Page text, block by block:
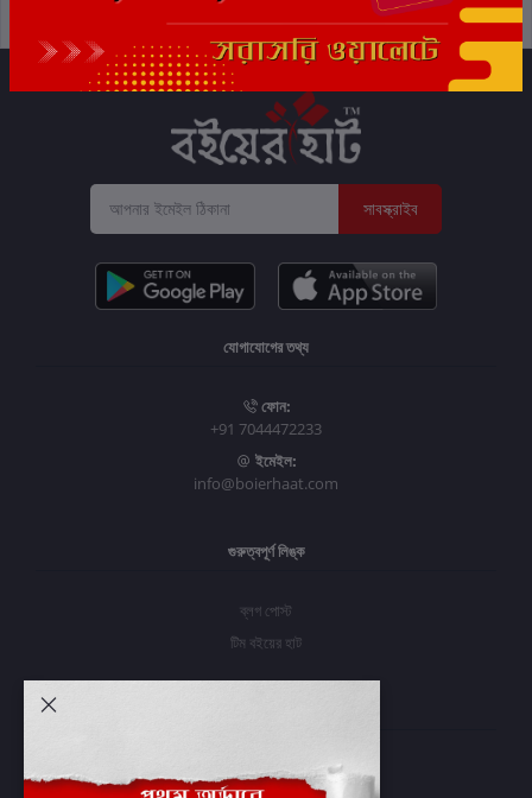
গোপনীয়তা নীতি
সাবস্ক্রাইব
যোগাযোগের তথ্য
ফোন:
+91 7044472233
ইমেইল:
info@boierhaat.com
গুরুত্বপূর্ণ লিঙ্ক
ব্লগ পোস্ট
টিম বইয়ের হাট
প্রবেশ করুন